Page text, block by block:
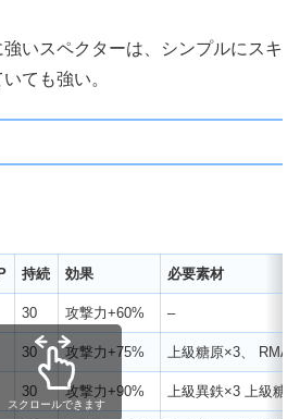
いスペクターは、シンプルにスキ
ても強い。
持続 効果 必要素材
30 攻撃力+60% –
30 攻撃力+75% 上級糖原×3、 RMA-
30 攻撃力+90% 上級異鉄×3 上級糖
スクロールできます